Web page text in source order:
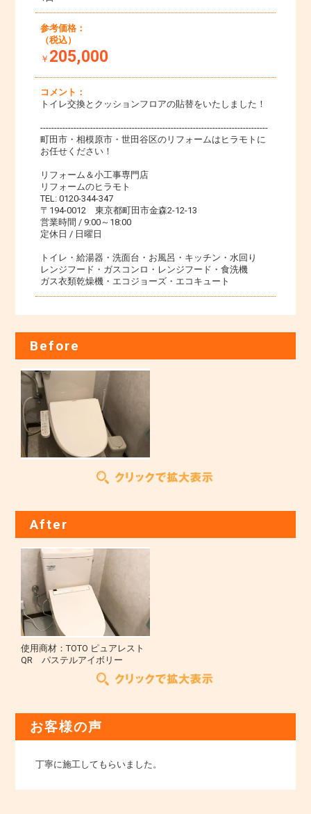
参考価格：
（税込）
￥ 205,000
コメント：
トイレ交換とクッションフロアの貼替をいたしました！
----------------------------------------------------------------------------------
町田市・相模原市・世田谷区のリフォームはヒラモトに
お任せください！
リフォーム＆小工事専門店
リフォームのヒラモト
TEL: 0120-344-347
〒194-0012 東京都町田市金森2-12-13
営業時間 / 9:00～18:00
定休日 / 日曜日
トイレ・給湯器・洗面台・お風呂・キッチン・水回り
レンジフード・ガスコンロ・レンジフード・食洗機
ガス衣類乾燥機・エコジョーズ・エコキュート
Before
After
使用商材：TOTO ピュアレスト
QR パステルアイボリー
お客様の声
丁寧に施工してもらいました。